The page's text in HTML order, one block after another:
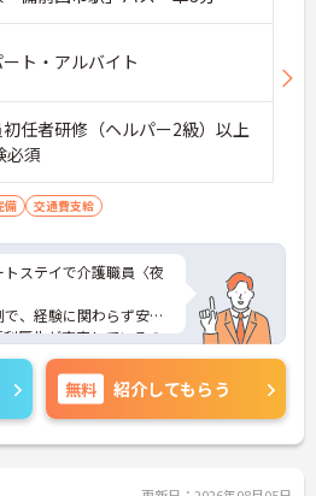
ト・アルバイト
任者研修（ヘルパー2級）以上
必須
備 交通費支給
ステイで介護職員〈夜
、経験に関わらず安心
厚生が充実しているの
いましたら面接のポイ
ご応募お待ちしており
無料 紹介してもらう